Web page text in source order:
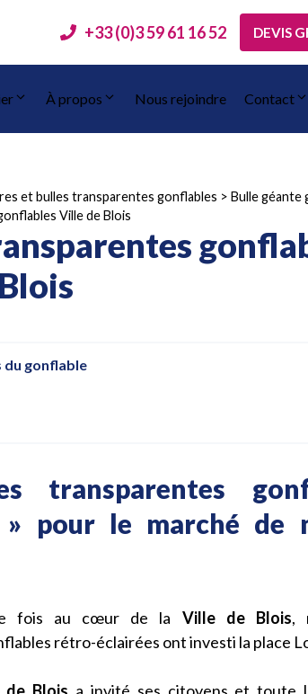
+33 (0)3 59 61 16 52 DEVIS
À propos Nous rejoindre Contact
et bulles transparentes gonflables > Bulle géante
Ville de Blois
gonflable
transparentes
» pour le marché de
fois au cœur de la Ville de Blois,
rétro-éclairées ont investi la place